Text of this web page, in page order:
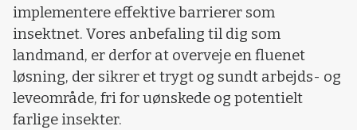
implementere effektive barrierer som
insektnet. Vores anbefaling til dig som
landmand, er derfor at overveje en fluenet
løsning, der sikrer et trygt og sundt arbejds- og
leveområde, fri for uønskede og potentielt
farlige insekter.